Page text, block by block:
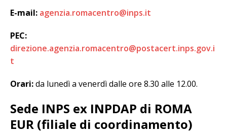
E-mail: agenzia.romacentro@inps.it
PEC:
direzione.agenzia.romacentro@postacert.inps.gov.i
t
Orari:da lunedì a venerdì dalle ore 8.30 alle 12.00.
Sede INPS ex INPDAP di ROMA
EUR (filiale di coordinamento)